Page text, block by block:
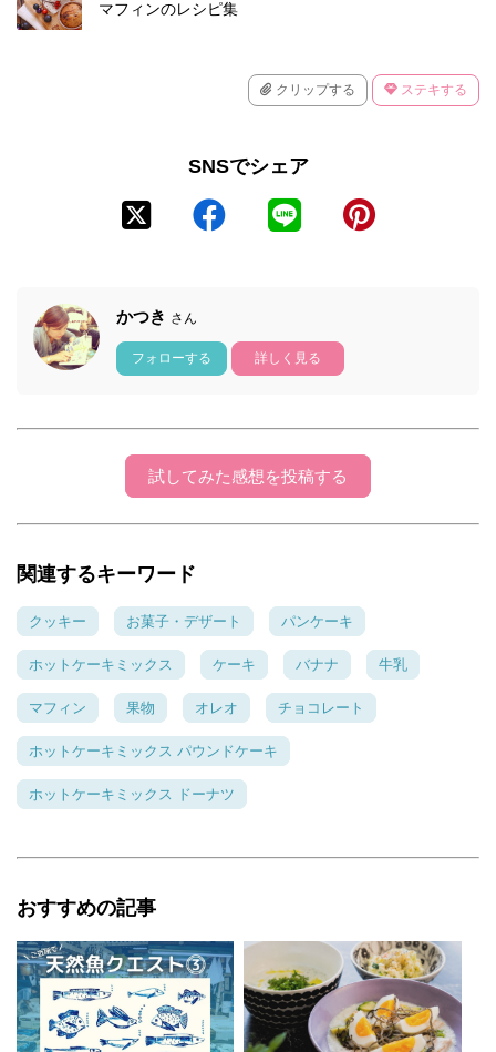
マフィンのレシピ集
クリップする ステキする
SNSでシェア
かつき さん
フォローする 詳しく見る
試してみた感想を投稿する
関連するキーワード
クッキー お菓子・デザート パンケーキ
ホットケーキミックス ケーキ バナナ 牛乳
マフィン 果物 オレオ チョコレート
ホットケーキミックス パウンドケーキ
ホットケーキミックス ドーナツ
おすすめの記事